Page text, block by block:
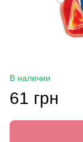
В наличии
61 грн